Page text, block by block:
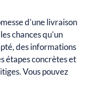
d’une livraison
chances qu’un
des informations
étapes concrètes et
Vous pouvez